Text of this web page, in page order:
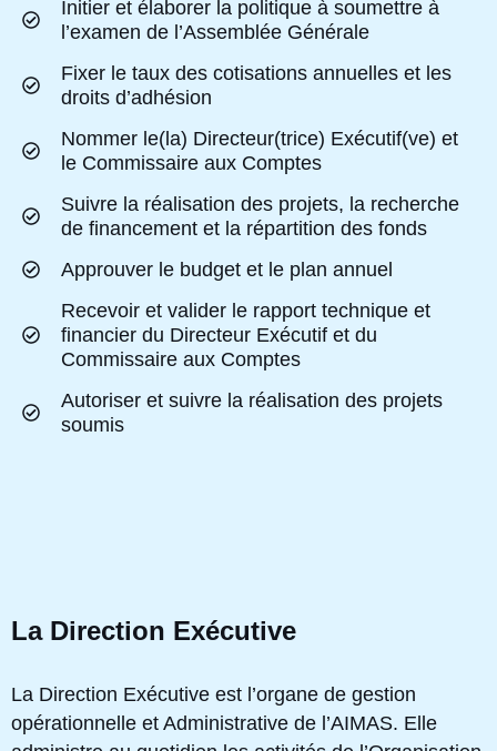
Initier et élaborer la politique à soumettre à
l’examen de l’Assemblée Générale
Fixer le taux des cotisations annuelles et les
droits d’adhésion
Nommer le(la) Directeur(trice) Exécutif(ve) et
le Commissaire aux Comptes
Suivre la réalisation des projets, la recherche
de financement et la répartition des fonds
Approuver le budget et le plan annuel
Recevoir et valider le rapport technique et
financier du Directeur Exécutif et du
Commissaire aux Comptes
Autoriser et suivre la réalisation des projets
soumis
La Direction Exécutive
La Direction Exécutive est l’organe de gestion
opérationnelle et Administrative de l’AIMAS. Elle